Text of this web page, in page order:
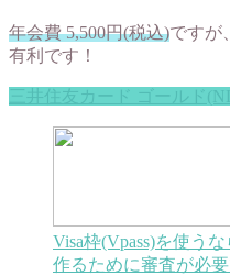
年会費 5,500円(税込)ですが
有利です！
三井住友カード ゴールド
Visa枠(Vpass)を使う
作るために審査が必